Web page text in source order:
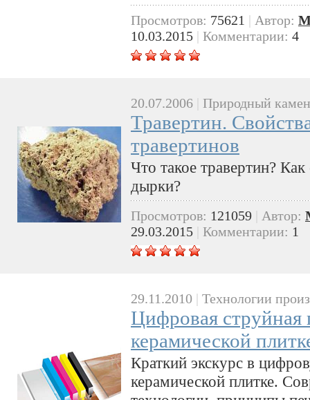
Просмотров: 75621 | Автор:
10.03.2015 | Комментарии: 4
20.07.2006 Природный
Травертин.
травертинов
Что такое травертин?
дырки?
Просмотров: 121059 Автор:
29.03.2015
Комментарии: 1
29.11.2010 | Технологии
Цифровая струйная
керамической
Краткий экскурс в
керамической плитке.